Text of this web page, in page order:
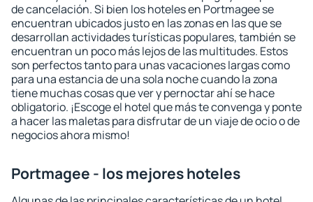
de cancelación. Si bien los hoteles en Portmagee se
encuentran ubicados justo en las zonas en las que se
desarrollan actividades turísticas populares, también se
encuentran un poco más lejos de las multitudes. Estos
son perfectos tanto para unas vacaciones largas como
para una estancia de una sola noche cuando la zona
tiene muchas cosas que ver y pernoctar ahí se hace
obligatorio. ¡Escoge el hotel que más te convenga y ponte
a hacer las maletas para disfrutar de un viaje de ocio o de
negocios ahora mismo!
Portmagee - los mejores hoteles